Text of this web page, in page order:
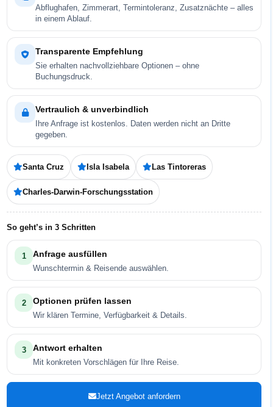
Abflughafen, Zimmerart, Termintoleranz, Zusatznächte – alles
in einem Ablauf.
Transparente Empfehlung
Sie erhalten nachvollziehbare Optionen – ohne
Buchungsdruck.
Vertraulich & unverbindlich
Ihre Anfrage ist kostenlos. Daten werden nicht an Dritte
gegeben.
Santa Cruz Isla Isabela Las Tintoreras
Charles-Darwin-Forschungsstation
So geht’s in 3 Schritten
1 Anfrage ausfüllen
Wunschtermin & Reisende auswählen.
2 Optionen prüfen lassen
Wir klären Termine, Verfügbarkeit & Details.
3 Antwort erhalten
Mit konkreten Vorschlägen für Ihre Reise.
Jetzt Angebot anfordern